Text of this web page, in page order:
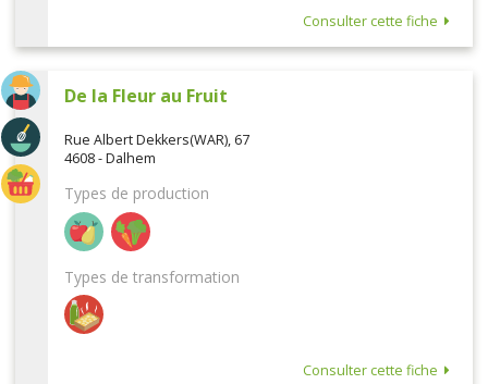
Consulter cette fiche
De la Fleur au Fruit
Rue Albert Dekkers(WAR), 67
4608 - Dalhem
Types de production
Types de transformation
Consulter cette fiche